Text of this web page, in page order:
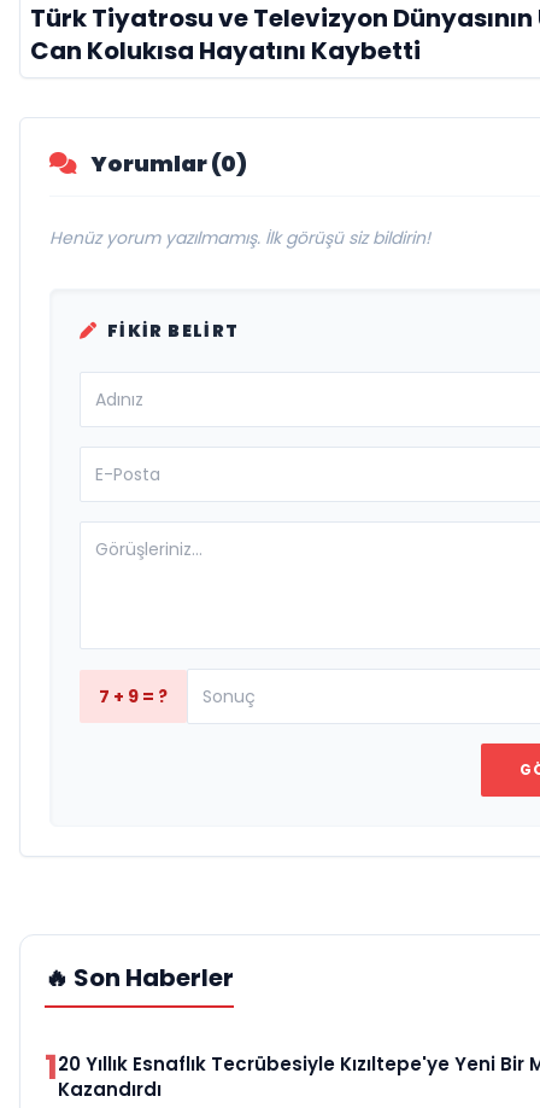
Türk Tiyatrosu ve Televizyon
Can Kolukısa Hayatını Kaybetti
Yorumlar (0)
Henüz yorum yazılmamış. İlk görüşü siz bildirin!
FIKIR BELIRT
7 + 9 = ?
🔥 Son Haberler
120 Yıllık Esnaflık Tecrübesiyle Kızıltepe'ye Yeni Bir
Kazandırdı